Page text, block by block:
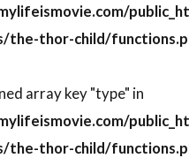
バーマン
トッド・ルイー
ト
トニーノ・デリ・コリ
ルーブ
トニー・ジャー
ット
トニー・トーマス
the-thor-child/
array key "type" in
the-thor-child/